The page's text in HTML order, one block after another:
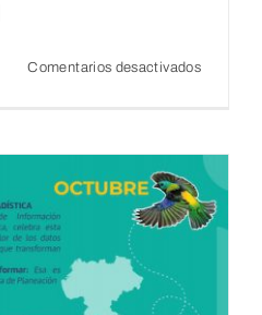
Comentarios desactivadosen